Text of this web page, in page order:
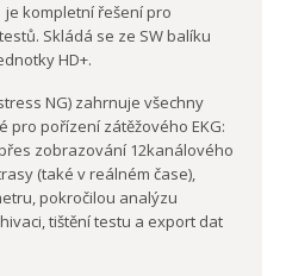
je kompletní řešení pro
Skládá se ze SW balíku
HD+.
NG) zahrnuje všechny
pořízení zátěžového EKG:
zobrazování 12kanálového
(také v reálném čase),
pokročilou analýzu
tištění testu a export dat